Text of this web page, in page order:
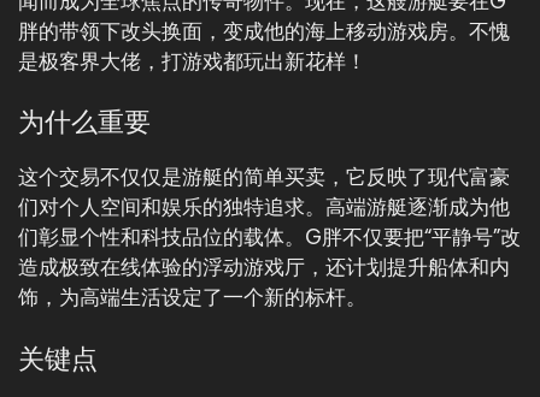
胖的带领下改头换面，变成他的海上移动游戏房。不愧
是极客界大佬，打游戏都玩出新花样！
为什么重要
这个交易不仅仅是游艇的简单买卖，它反映了现代富豪
们对个人空间和娱乐的独特追求。高端游艇逐渐成为他
们彰显个性和科技品位的载体。G胖不仅要把“平静号”改
造成极致在线体验的浮动游戏厅，还计划提升船体和内
饰，为高端生活设定了一个新的标杆。
关键点